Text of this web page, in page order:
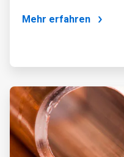
Mehr erfahren
ArticleTile
4
von
4